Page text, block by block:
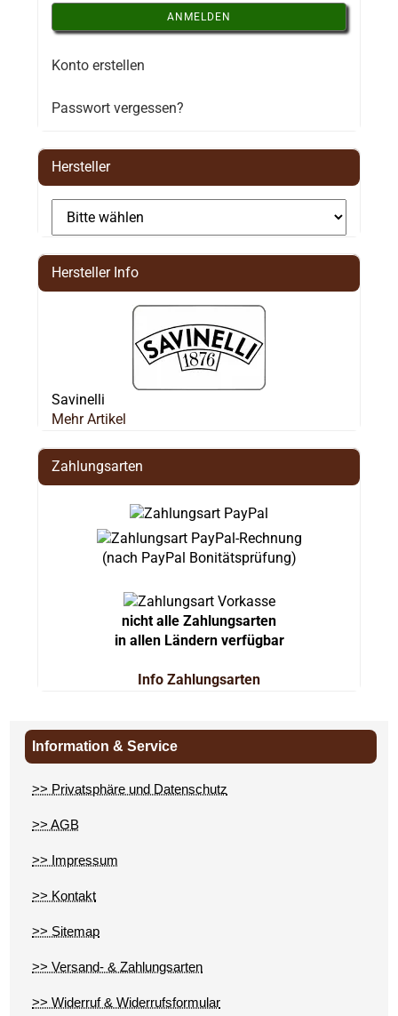
ANMELDEN
Konto erstellen
Passwort vergessen?
Hersteller
Hersteller Info
Savinelli
Mehr Artikel
Zahlungsarten
(nach PayPal Bonitätsprüfung)
nicht alle Zahlungsarten
in allen Ländern verfügbar
Info Zahlungsarten
Information & Service
>> Privatsphäre und Datenschutz
>> AGB
>> Impressum
>> Kontakt
>> Sitemap
>> Versand- & Zahlungsarten
>> Widerruf & Widerrufsformular